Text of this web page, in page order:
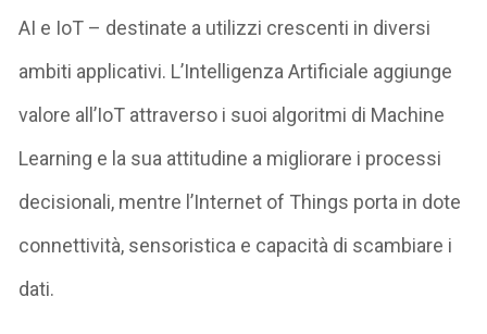
AI e IoT – destinate a utilizzi crescenti in diversi
ambiti applicativi. L’Intelligenza Artificiale aggiunge
valore all’IoT attraverso i suoi algoritmi di Machine
Learning e la sua attitudine a migliorare i processi
decisionali, mentre l’Internet of Things porta in dote
connettività, sensoristica e capacità di scambiare i
dati.